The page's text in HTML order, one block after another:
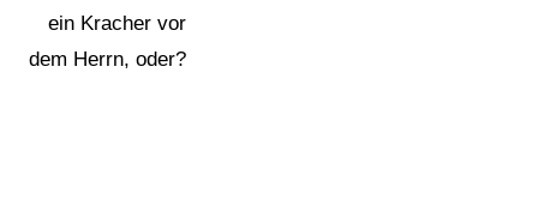
ein Kracher vor
dem Herrn, oder?